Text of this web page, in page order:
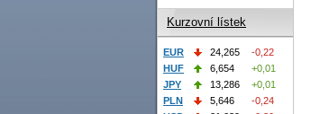
Kurzovní lístek
EUR 24,265
-0,22
HUF
6,654
+0,01
JPY
13,286
+0,01
PLN
5,646
-0,24